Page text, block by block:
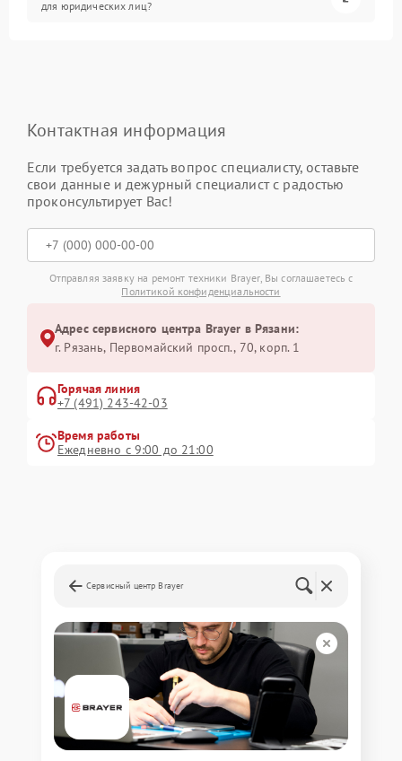
для юридических лиц?
Контактная информация
Если требуется задать вопрос специалисту, оставьте
свои данные и дежурный специалист с радостью
проконсультирует Вас!
Отправляя заявку на ремонт техники Brayer, Вы соглашаетесь с
Политикой конфиденциальности
Адрес сервисного центра Brayer в Рязани:
г. Рязань, Первомайский просп., 70, корп. 1
Горячая линия
+7 (491) 243-42-03
Время работы
Ежедневно с 9:00 до 21:00
Сервисный центр Brayer